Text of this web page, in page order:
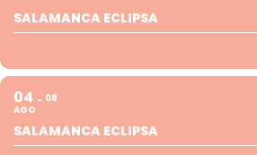
SALAMANCA ECLIPSA
04
AGO
08
SALAMANCA ECLIPSA